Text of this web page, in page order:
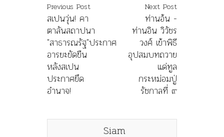
Previous Post
สเปนวุ่น! คา
ตาลันสถาปนา
"สาธารณรัฐ"ประกาศ
อารยะขัดขืน
หลังสเปน
ประกาศยึด
อำนาจ!
Next Post
ท่านอ้น -
ท่านอิน วิวัชร
วงศ์ เข้าพิธี
อุปสมบทถวาย
แด่ทูล
กระหม่อมปู่
รัชกาลที่ ๙
Siam